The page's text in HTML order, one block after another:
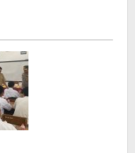
Makanan
Sehat
Bergizi
Gratis
bagi
Pelajar